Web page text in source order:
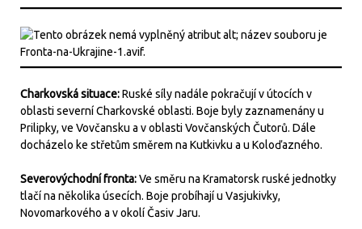
Charkovská situace:Ruské síly nadále pokračují v útocích v
oblasti severní Charkovské oblasti. Boje byly zaznamenány u
Prilipky, ve Vovčansku a v oblasti Vovčanských Čutorů. Dále
docházelo ke střetům směrem na Kutkivku a u Koloďazného.
Severovýchodní fronta:Ve směru na Kramatorsk ruské jednotky
tlačí na několika úsecích. Boje probíhají u Vasjukivky,
Novomarkového a v okolí Časiv Jaru.